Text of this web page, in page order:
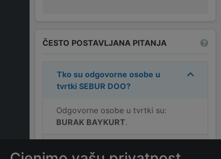
ČESTO POSTAVLJANA PITANJA
Tko su odgovorne osobe u
tvrtki SEBUR DOO?
Odgovorne osobe u tvrtki su:
BURAK BAYKURT.